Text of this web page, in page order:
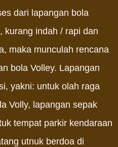
dari lapangan bola
kurang indah / rapi dan
maka munculah rencana
bola Volley. Lapangan
yakni: untuk olah raga
Volly, lapangan sepak
tempat parkir kendaraan
utnuk berdoa di